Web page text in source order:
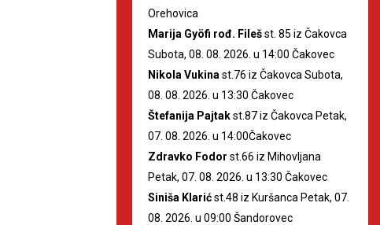
Orehovica
Marija Gyöfi rođ. Filešst. 85 iz Čakovca
Subota, 08. 08. 2026. u 14:00 Čakovec
Nikola Vukina st.76 iz Čakovca Subota,
08. 08. 2026. u 13:30 Čakovec
Štefanija Pajtakst.87 iz Čakovca Petak,
07. 08. 2026. u 14:00Čakovec
Zdravko Fodor st.66 iz Mihovljana
Petak, 07. 08. 2026. u 13:30 Čakovec
Siniša Klarićst.48 iz Kuršanca Petak, 07.
08. 2026. u 09:00 Šandorovec